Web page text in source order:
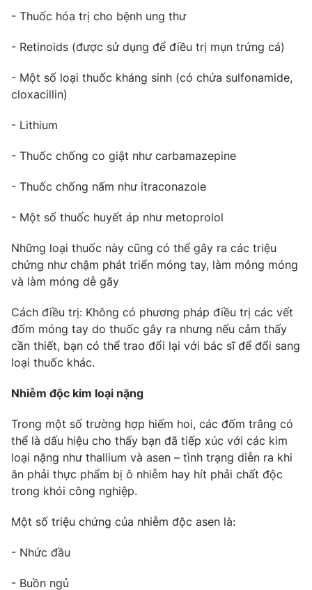
® Cấm sao chép dưới mọi hình thức nếu không có sự chấp
thuận bằng văn bản. Ghi rõ nguồn VTV.vn khi phát hành lại
thông tin từ website này.
- Thuốc hóa trị cho bệnh ung thư
- Retinoids (được sử dụng để điều trị mụn trứng cá)
- Một số loại thuốc kháng sinh (có chứa sulfonamide,
cloxacillin)
- Lithium
- Thuốc chống co giật như carbamazepine
- Thuốc chống nấm như itraconazole
- Một số thuốc huyết áp như metoprolol
Những loại thuốc này cũng có thể gây ra các triệu
chứng như chậm phát triển móng tay, làm mỏng móng
và làm móng dễ gãy
Cách điều trị: Không có phương pháp điều trị các vết
đốm móng tay do thuốc gây ra nhưng nếu cảm thấy
cần thiết, bạn có thể trao đổi lại với bác sĩ để đổi sang
loại thuốc khác.
Nhiễm độc kim loại nặng
Trong một số trường hợp hiếm hoi, các đốm trắng có
thể là dấu hiệu cho thấy bạn đã tiếp xúc với các kim
loại nặng như thallium và asen – tình trạng diễn ra khi
ăn phải thực phẩm bị ô nhiễm hay hít phải chất độc
trong khói công nghiệp.
Một số triệu chứng của nhiễm độc asen là:
- Nhức đầu
- Buồn ngủ